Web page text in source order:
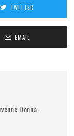
TWITTER
EMAIL
Donna.